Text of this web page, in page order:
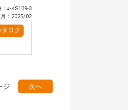
：ﾖ-KS109-3
：2025/02
タログ
ジ 次へ